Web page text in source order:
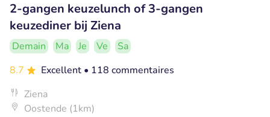
2-gangen keuzelunch of 3-gangen
keuzediner bij Ziena
Demain Ma Je Ve
Sa
8.7
Excellent • 118 commentaires
Ziena
Oostende (1km)